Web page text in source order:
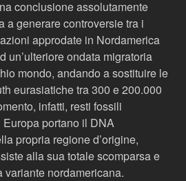
conclusione assolutamente
a generare controversie tra i
approdate in Nordamerica
un’ulteriore ondata migratoria
mondo, andando a sostituire le
eurasiatiche tra 300 e 200.000
infatti, resti fossili
portano il DNA
propria regione d’origine,
alla sua totale scomparsa e
nordamericana.